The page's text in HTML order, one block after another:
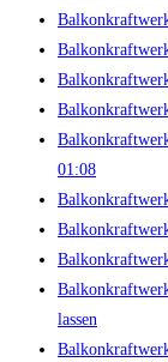
01:08
lassen